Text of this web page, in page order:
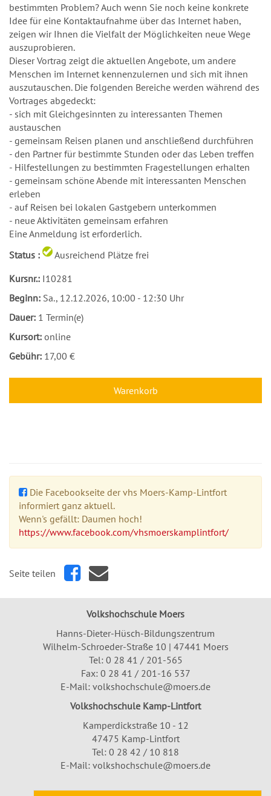
bestimmten Problem? Auch wenn Sie noch keine konkrete
Idee für eine Kontaktaufnahme über das Internet haben,
zeigen wir Ihnen die Vielfalt der Möglichkeiten neue Wege
auszuprobieren.
Dieser Vortrag zeigt die aktuellen Angebote, um andere
Menschen im Internet kennenzulernen und sich mit ihnen
auszutauschen. Die folgenden Bereiche werden während des
Vortrages abgedeckt:
- sich mit Gleichgesinnten zu interessanten Themen
austauschen
- gemeinsam Reisen planen und anschließend durchführen
- den Partner für bestimmte Stunden oder das Leben treffen
- Hilfestellungen zu bestimmten Fragestellungen erhalten
- gemeinsam schöne Abende mit interessanten Menschen
erleben
- auf Reisen bei lokalen Gastgebern unterkommen
- neue Aktivitäten gemeinsam erfahren
Eine Anmeldung ist erforderlich.
Status :
Ausreichend Plätze frei
Kursnr.: I10281
Beginn: Sa., 12.12.2026, 10:00 - 12:30 Uhr
Dauer: 1 Termin(e)
Kursort: online
Gebühr: 17,00 €
Warenkorb
Die Facebookseite der vhs Moers-Kamp-Lintfort
informiert ganz aktuell.
Wenn's gefällt: Daumen hoch!
https://www.facebook.com/vhsmoerskamplintfort/
Seite teilen
Volkshochschule Moers
Hanns-Dieter-Hüsch-Bildungszentrum
Wilhelm-Schroeder-Straße 10 | 47441 Moers
Tel: 0 28 41 / 201-565
Fax: 0 28 41 / 201-16 537
E-Mail: volkshochschule@moers.de
Volkshochschule Kamp-Lintfort
Kamperdickstraße 10 - 12
47475 Kamp-Lintfort
Tel: 0 28 42 / 10 818
E-Mail: volkshochschule@moers.de